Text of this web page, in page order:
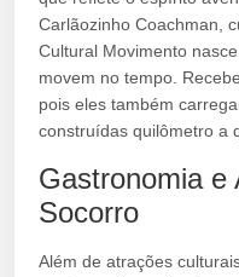
Carlãozinho Coachman,
Cultural Movimento
movem no tempo.
pois eles também
construídas quilômetro a
Gastronomia e
Socorro
Além de atrações